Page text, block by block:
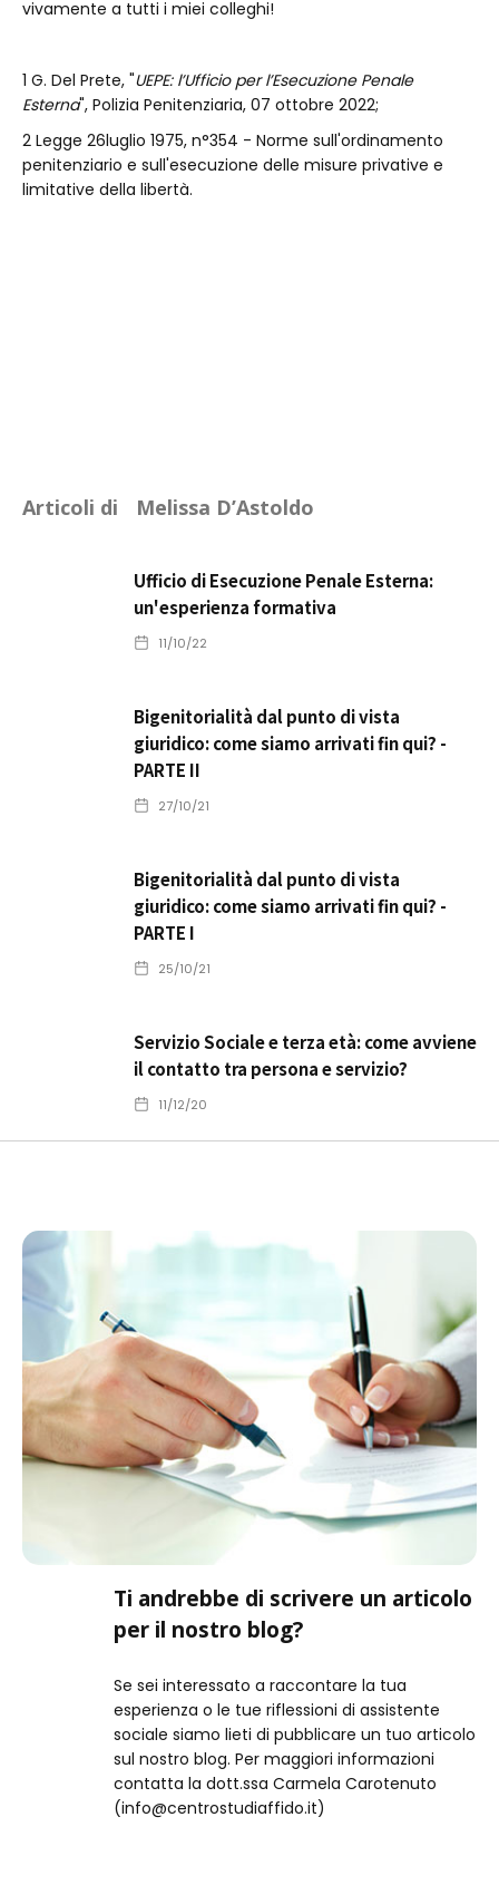
vivamente a tutti i miei colleghi!
1 G. Del Prete, "UEPE: l’Ufficio per l’Esecuzione Penale
Esterna", Polizia Penitenziaria, 07 ottobre 2022;
2 Legge 26luglio 1975, n°354 - Norme sull'ordinamento
penitenziario e sull'esecuzione delle misure privative e
limitative della libertà.
Articoli di Melissa D’Astoldo
Ufficio di Esecuzione Penale Esterna:
un'esperienza formativa
11/10/22
Bigenitorialità dal punto di vista
giuridico: come siamo arrivati fin qui? -
PARTE II
27/10/21
Bigenitorialità dal punto di vista
giuridico: come siamo arrivati fin qui? -
PARTE I
25/10/21
Servizio Sociale e terza età: come avviene
il contatto tra persona e servizio?
11/12/20
Ti andrebbe di scrivere un articolo
per il nostro blog?
Se sei interessato a raccontare la tua
esperienza o le tue riflessioni di assistente
sociale siamo lieti di pubblicare un tuo articolo
sul nostro blog. Per maggiori informazioni
contatta la dott.ssa Carmela Carotenuto
(info@centrostudiaffido.it)